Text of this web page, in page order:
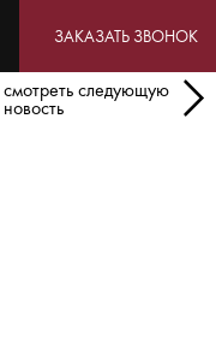
ЗАКАЗАТЬ ЗВОНОК
смотреть следующую
новость